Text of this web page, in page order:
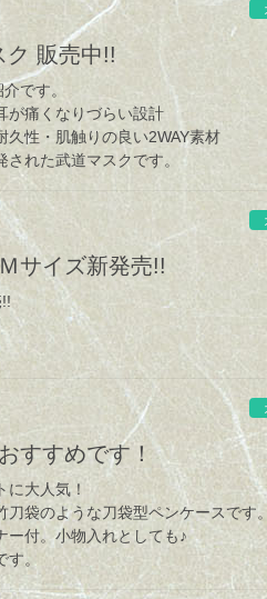
ク 販売中!!
です。
痛くなりづらい設計
性・肌触りの良い2WAY素材
れた武道マスクです。
サイズ新発売!!
すすめです！
大人気！
刀袋のような刀袋型ペンケースです
ー付。小物入れとしても♪
。